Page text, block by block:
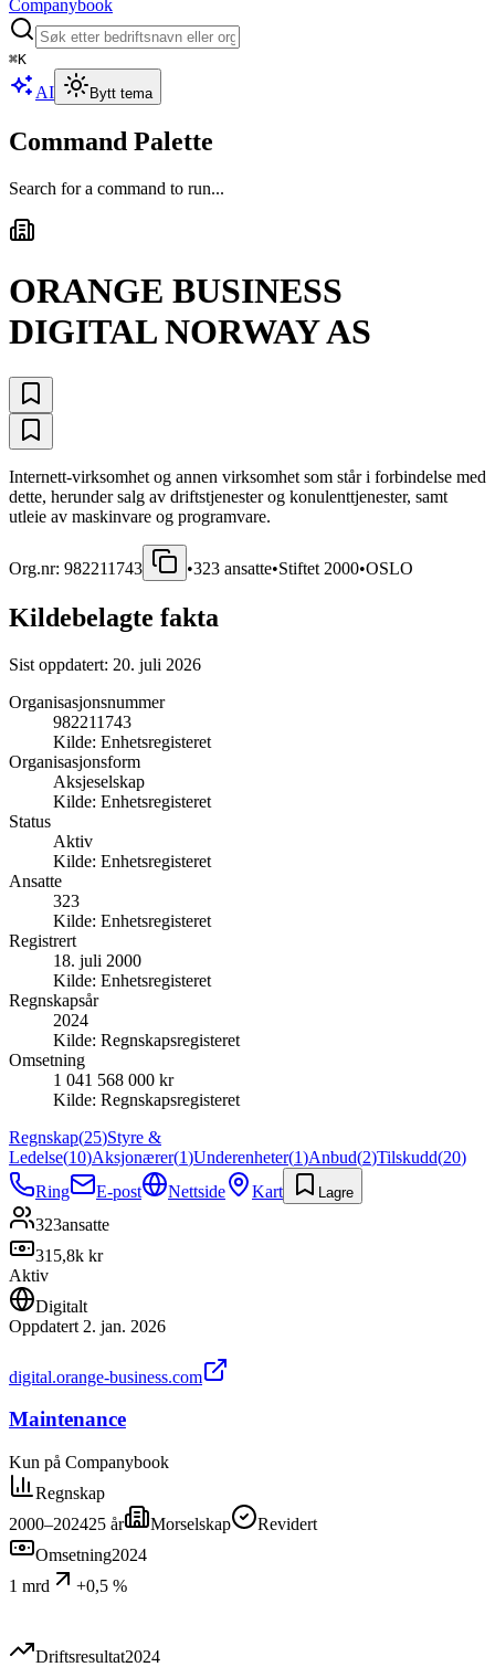
Companybook
⌘K
AI Bytt tema
Command Palette
Search for a command to run...
ORANGE BUSINESS
DIGITAL NORWAY AS
Internett-virksomhet og annen virksomhet som står i forbindelse med
dette, herunder salg av driftstjenester og konulenttjenester, samt
utleie av maskinvare og programvare.
Org.nr: 982211743 •323 ansatte•Stiftet 2000•OSLO
Kildebelagte fakta
Sist oppdatert: 20. juli 2026
Organisasjonsnummer
982211743
Kilde: Enhetsregisteret
Organisasjonsform
Aksjeselskap
Kilde: Enhetsregisteret
Status
Aktiv
Kilde: Enhetsregisteret
Ansatte
323
Kilde: Enhetsregisteret
Registrert
18. juli 2000
Kilde: Enhetsregisteret
Regnskapsår
2024
Kilde: Regnskapsregisteret
Omsetning
1 041 568 000 kr
Kilde: Regnskapsregisteret
Regnskap(25)Styre &
Ledelse(10)Aksjonærer(1)Underenheter(1)Anbud(2)Tilskudd(20)
Ring
E-post Nettside Kart Lagre
323ansatte
315,8k kr
Aktiv
Digitalt
Oppdatert 2. jan. 2026
digital.orange-business.com
Maintenance
Kun på Companybook
Regnskap
2000–202425 år Morselskap
Revidert
Omsetning2024
1 mrd
+0,5 %
Driftsresultat2024